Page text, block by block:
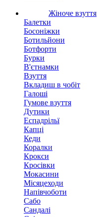
Жіноче взуття
Балетки
Босоніжки
Ботильйони
Ботфорти
Бурки
В'єтнамки
Взуття
Вкладиш в чобіт
Галоші
Гумове взуття
Дутики
Еспадрільї
Капці
Кеди
Коралки
Крокси
Кросівки
Мокасини
Місяцеходи
Напівчоботи
Сабо
Сандалі